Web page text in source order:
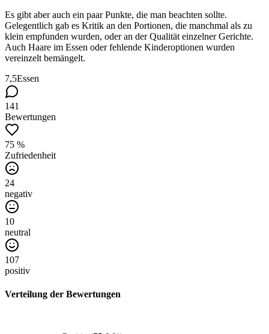
Es gibt aber auch ein paar Punkte, die man beachten sollte.
Gelegentlich gab es Kritik an den Portionen, die manchmal als zu
klein empfunden wurden, oder an der Qualität einzelner Gerichte.
Auch Haare im Essen oder fehlende Kinderoptionen wurden
vereinzelt bemängelt.
7,5Essen
141
Bewertungen
75 %
Zufriedenheit
24
negativ
10
neutral
107
positiv
Verteilung der Bewertungen